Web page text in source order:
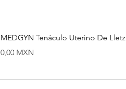
Vista rápida
MEDGYN Tenáculo Uterino De Lletz
Precio
0,00 MXN